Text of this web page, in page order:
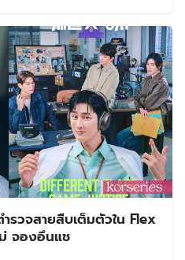
รวจสายสืบเต็มตัวใน Flex
จองอึนแช